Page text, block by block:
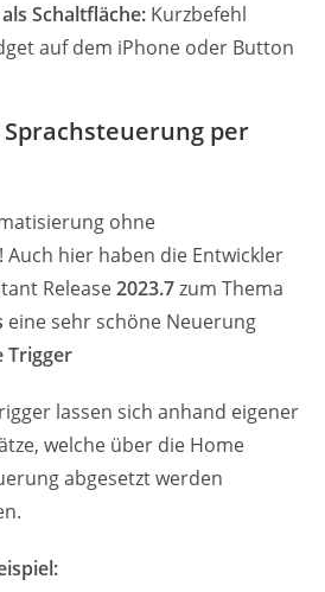
Schaltfläche: Kurzbefehl
auf dem iPhone oder Button
per
ohne
hier haben die Entwickler
Release2023.7zum Thema
eine sehr schöne Neuerung
Trigger
lassen sich anhand eigener
welche über die Home
abgesetzt werden